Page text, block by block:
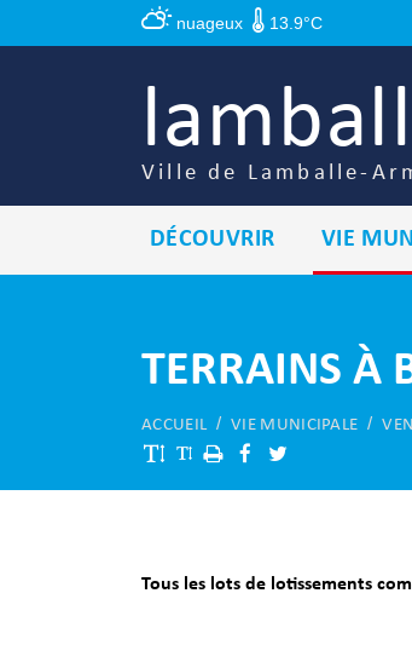
nuageux 13.9°C
Ville de Lamballe-
DÉCOUVRIR VIE
TERRAINS À
ACCUEIL VIE MUNICIPALE
Tous les lots de lotissements
Panneau de gestion des cookies